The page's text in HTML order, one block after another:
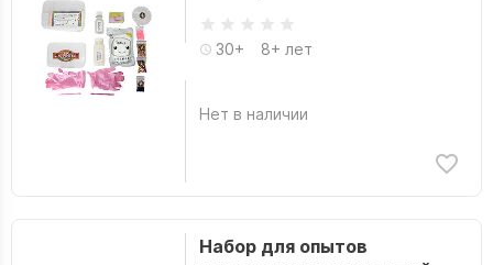
30+ 8+ лет
Нет в наличии
Набор для опытов